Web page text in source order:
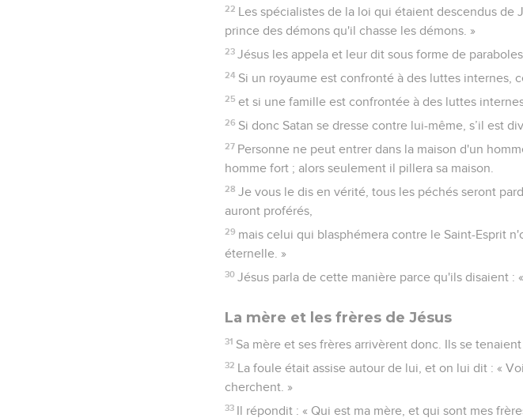
22 Les spécialistes de la loi qui étaient descendus de
prince des démons qu'il chasse les démons. »
23 Jésus les appela et leur dit sous forme de
24 Si un royaume est confronté à des luttes internes,
25 et si une famille est confrontée à des luttes
26 Si donc Satan se dresse contre lui-même, s’il est
27 Personne ne peut entrer dans la maison d'un
homme fort ; alors seulement il pillera sa maison.
28 Je vous le dis en vérité, tous les péchés seront
auront proférés,
29 mais celui qui blasphémera contre le Saint-Esprit
éternelle. »
30 Jésus parla de cette manière parce qu'ils disaient :
La mère et les frères de Jésus
31 Sa mère et ses frères arrivèrent donc. Ils se
32 La foule était assise autour de lui, et on lui dit : «
cherchent. »
33 Il répondit : « Qui est ma mère, et qui sont mes